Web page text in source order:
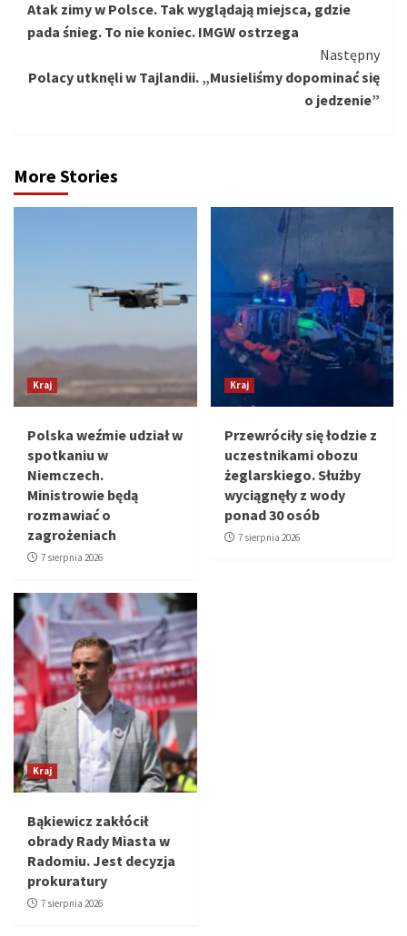
czytanie
Atak zimy w Polsce. Tak wyglądają miejsca, gdzie
pada śnieg. To nie koniec. IMGW ostrzega
Następny
Polacy utknęli w Tajlandii. „Musieliśmy dopominać się
o jedzenie”
More Stories
Kraj
Polska weźmie udział w
spotkaniu w
Niemczech.
Ministrowie będą
rozmawiać o
zagrożeniach
7 sierpnia 2026
Kraj
Przewróciły się łodzie z
uczestnikami obozu
żeglarskiego. Służby
wyciągnęły z wody
ponad 30 osób
7 sierpnia 2026
Kraj
Bąkiewicz zakłócił
obrady Rady Miasta w
Radomiu. Jest decyzja
prokuratury
7 sierpnia 2026